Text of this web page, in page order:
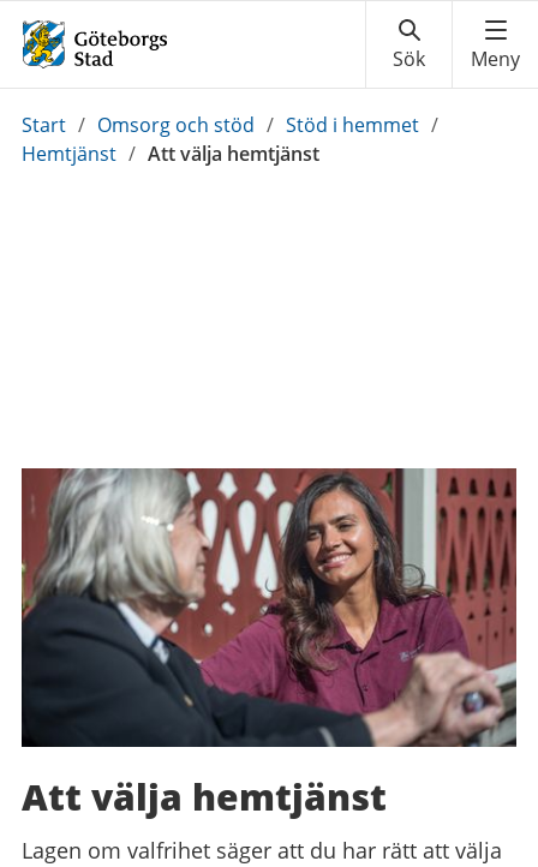
Du
är
Start / Omsorg och stöd / Stöd i hemmet /
Hemtjänst / Att välja hemtjänst
Att välja hemtjänst
Lagen om valfrihet säger att du har rätt att välja